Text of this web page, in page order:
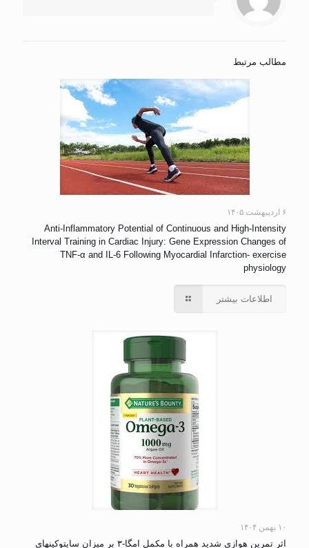
مطالب مرتبط
۶ اردیبهشت ۱۴۰۵
Anti-Inflammatory Potential of Continuous and High-Intensity
Interval Training in Cardiac Injury: Gene Expression Changes of
TNF-α and IL-6 Following Myocardial Infarction- exercise
physiology
اطلاعات بیشتر
۱۰ بهمن ۱۴۰۴
اثر تمرین هوازی شدید همراه با مکمل امگا-۳ بر میزان سایتوکینهای